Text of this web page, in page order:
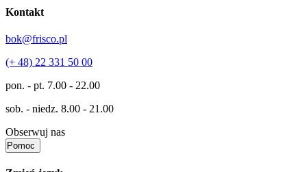
Kontakt
bok@frisco.pl
(+ 48) 22 331 50 00
pon. - pt. 7.00 - 22.00
sob. - niedz. 8.00 - 21.00
Obserwuj nas
Pomoc